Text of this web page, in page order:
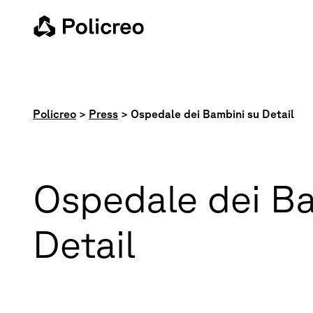
Policreo > Press > Ospedale dei Bambini su Detail
Ospedale dei
Detail